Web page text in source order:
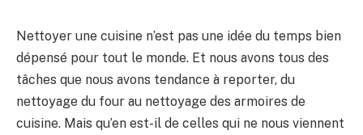
Nettoyer une cuisine n’est pas une idée du temps bien
dépensé pour tout le monde. Et nous avons tous des
tâches que nous avons tendance à reporter, du
nettoyage du four au nettoyage des armoires de
cuisine. Mais qu’en est-il de celles qui ne nous viennent